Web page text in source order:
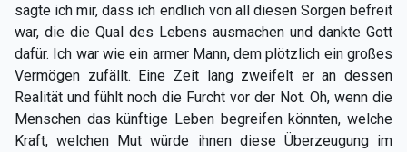
sagte ich mir, dass ich endlich von all diesen Sorgen befreit
war, die die Qual des Lebens ausmachen und dankte Gott
dafür. Ich war wie ein armer Mann, dem plötzlich ein großes
Vermögen zufällt. Eine Zeit lang zweifelt er an dessen
Realität und fühlt noch die Furcht vor der Not. Oh, wenn die
Menschen das künftige Leben begreifen könnten, welche
Kraft, welchen Mut würde ihnen diese Überzeugung im